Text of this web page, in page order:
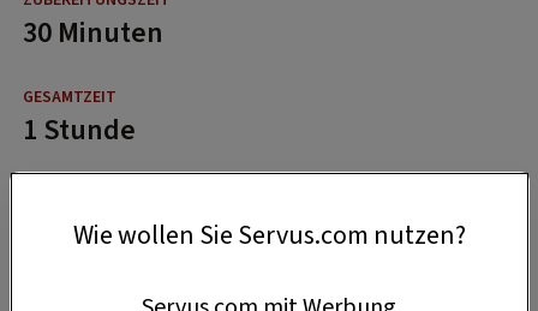
30 Minuten
1 Stunde
Wie wollen Sie Servus.com nutzen?